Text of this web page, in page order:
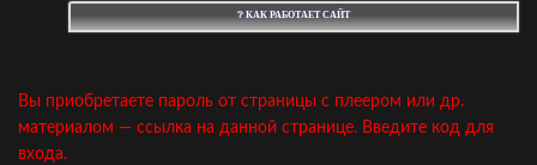
❔ КАК РАБОТАЕТ САЙТ
Вы приобретаете пароль от страницы с плеером или др.
материалом — ссылка на данной странице. Введите код для
входа.